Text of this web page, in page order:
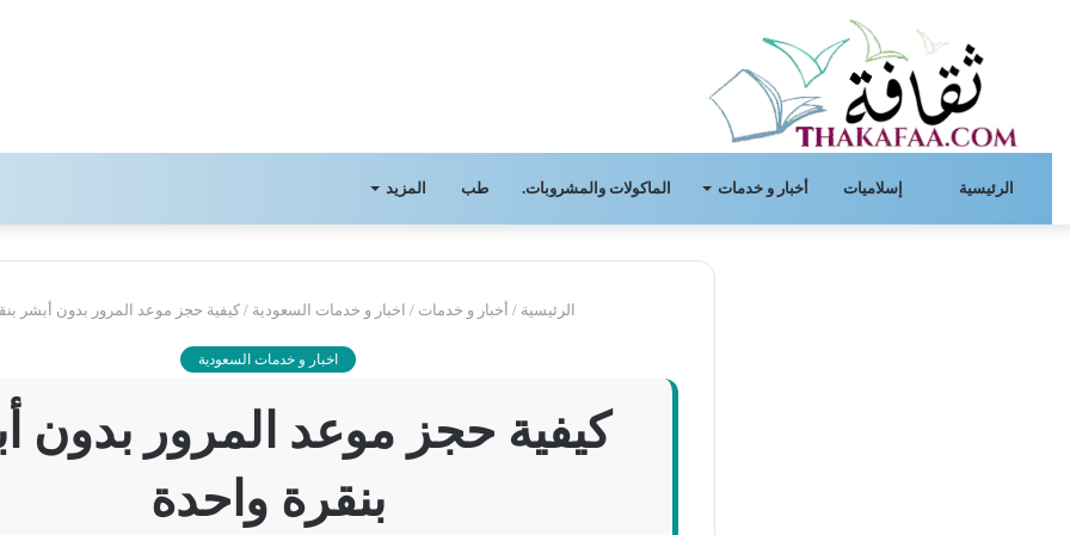
الرئيسية إسلاميات أخبار و خدمات الماكولات والمشروبات. طب المزيد
الرئيسية / أخبار و خدمات / اخبار و خدمات السعودية / كيفية حجز موعد المرور بدون أبشر
اخبار و خدمات السعودية
كيفية حجز موعد المرور بدون
بنقرة واحدة